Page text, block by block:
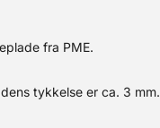
fra PME.
tykkelse er ca. 3 mm.